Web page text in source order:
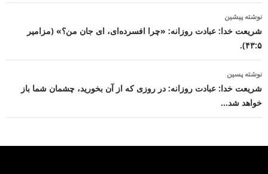
ناوبری
نوشته
نوشته پیشین
شریعت خدا: عبادت روزانه: «چرا افسرده‌ای، ای جان من؟» (مزامیر
۴۳:۵).
نوشته پسین
شریعت خدا: عبادت روزانه: در روزی که از آن بخورید، چشمان شما باز
خواهد شد…